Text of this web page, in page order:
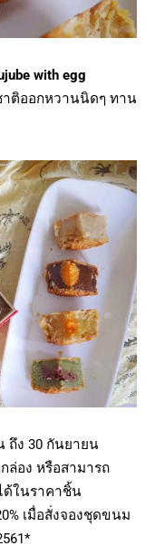
with egg
าติออกหวานนิดๆ ทาน
ถึง 30 กันยายน
ล่อง หรือสามารถ
ด้ในราคาชิ้น
เมื่อสั่งจองชุดขนม
*